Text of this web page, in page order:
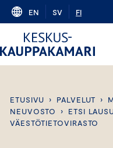
Skip
content
EN SV FI
ETUSIVU › PALVELUT ›
NEUVOSTO
› ETSI
VÄESTÖTIETOVIRASTO